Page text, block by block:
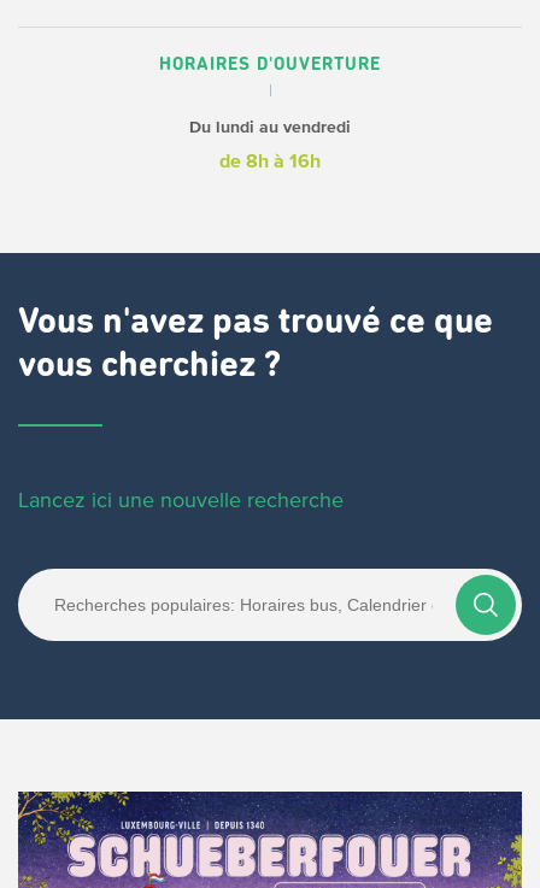
HORAIRES D'OUVERTURE
Du lundi au vendredi
de 8h à 16h
Vous n'avez pas trouvé ce que
vous cherchiez ?
Lancez ici une nouvelle recherche